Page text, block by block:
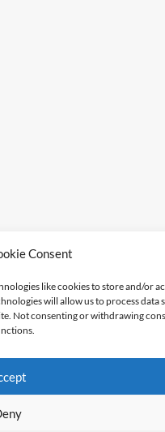
Consent
like cookies to store and/or
will allow us to process data
Not consenting or withdrawing